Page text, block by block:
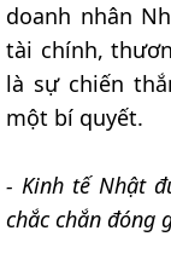
doanh nhân
tài chính,
là sự chiến
một bí quyết.
- Kinh tế Nhật
chắc chắn đóng